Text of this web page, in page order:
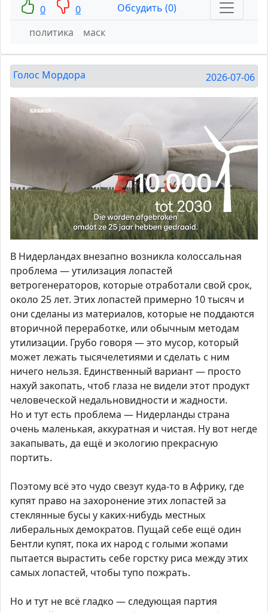
0 0
Обсудить (0)
политика
маск
Голос Мордора 2026-07-06
В Нидерландах внезапно возникла колоссальная
проблема — утилизация лопастей
ветрогенераторов, которые отработали свой срок,
около 25 лет. Этих лопастей примерно 10 тысяч и
они сделаны из материалов, которые не поддаются
вторичной переработке, или обычным методам
утилизации. Грубо говоря — это мусор, который
может лежать тысячелетиями и сделать с ним
ничего нельзя. Единственный вариант — просто
нахуй закопать, чтоб глаза не видели этот продукт
человеческой недальновидности и жадности.
Но и тут есть проблема — Нидерланды страна
очень маленькая, аккуратная и чистая. Ну вот негде
закапывать, да ещё и экологию прекрасную
портить.
Поэтому всё это чудо свезут куда-то в Африку, где
купят право на захоронение этих лопастей за
стеклянные бусы у каких-нибудь местных
либеральных демократов. Пущай себе ещё один
Бентли купят, пока их народ с голыми жопами
пытается вырастить себе горстку риса между этих
самых лопастей, чтобы тупо пожрать.
Но и тут не всё гладко — следующая партия